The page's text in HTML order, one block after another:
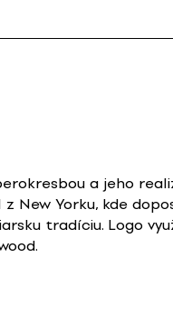
a jeho
Yorku, kde
tradíciu. Logo